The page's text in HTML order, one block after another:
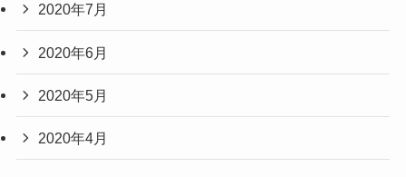
2020年7月
2020年6月
2020年5月
2020年4月